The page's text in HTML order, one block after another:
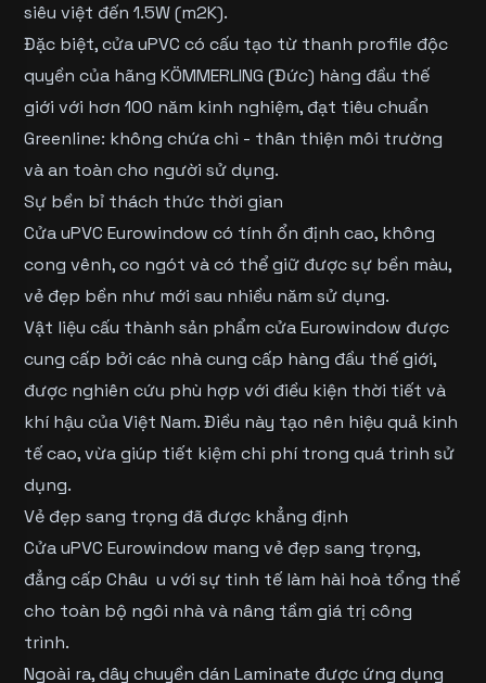
siêu việt đến 1.5W (m2K).
Đặc biệt, cửa uPVC có cấu tạo từ thanh profile độc
quyền của hãng KÖMMERLING (Đức) hàng đầu thế
giới với hơn 100 năm kinh nghiệm, đạt tiêu chuẩn
Greenline: không chứa chì - thân thiện môi trường
và an toàn cho người sử dụng.
Sự bền bỉ thách thức thời gian
Cửa uPVC Eurowindow có tính ổn định cao, không
cong vênh, co ngót và có thể giữ được sự bền màu,
vẻ đẹp bền như mới sau nhiều năm sử dụng.
Vật liệu cấu thành sản phẩm cửa Eurowindow được
cung cấp bởi các nhà cung cấp hàng đầu thế giới,
được nghiên cứu phù hợp với điều kiện thời tiết và
khí hậu của Việt Nam. Điều này tạo nên hiệu quả kinh
tế cao, vừa giúp tiết kiệm chi phí trong quá trình sử
dụng.
Vẻ đẹp sang trọng đã được khẳng định
Cửa uPVC Eurowindow mang vẻ đẹp sang trọng,
đẳng cấp Châu u với sự tinh tế làm hài hoà tổng thể
cho toàn bộ ngôi nhà và nâng tầm giá trị công
trình.
Ngoài ra, dây chuyền dán Laminate được ứng dụng